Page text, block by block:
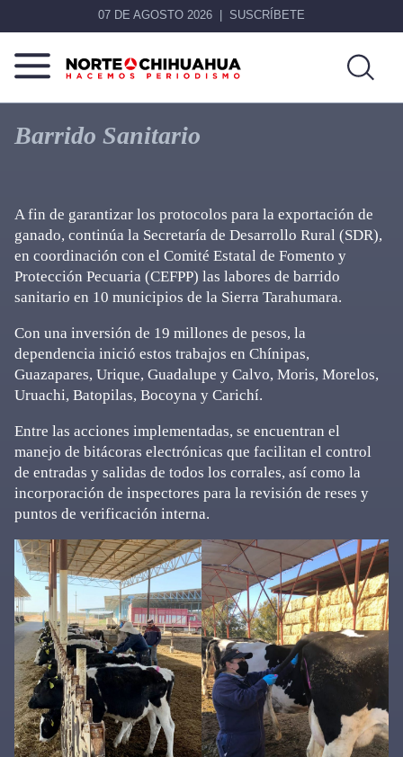
07 DE AGOSTO 2026 SUSCRÍBETE
Norte
De
Chihuahua
Más
que
noticias,
Barrido Sanitario
A fin de garantizar los protocolos para la exportación de
ganado, continúa la Secretaría de Desarrollo Rural (SDR),
en coordinación con el Comité Estatal de Fomento y
Protección Pecuaria (CEFPP) las labores de barrido
sanitario en 10 municipios de la Sierra Tarahumara.
Con una inversión de 19 millones de pesos, la
dependencia inició estos trabajos en Chínipas,
Guazapares, Urique, Guadalupe y Calvo, Moris, Morelos,
Uruachi, Batopilas, Bocoyna y Carichí.
Entre las acciones implementadas, se encuentran el
manejo de bitácoras electrónicas que facilitan el control
de entradas y salidas de todos los corrales, así como la
incorporación de inspectores para la revisión de reses y
puntos de verificación interna.